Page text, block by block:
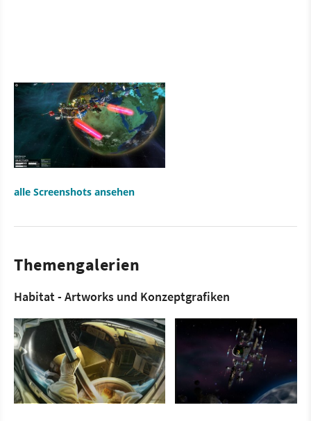
alle Screenshots ansehen
Themengalerien
Habitat - Artworks und Konzeptgrafiken